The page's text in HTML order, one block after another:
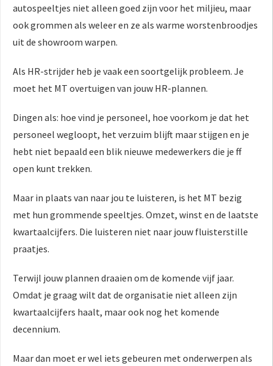
autospeeltjes niet alleen goed zijn voor het miljieu, maar
ook grommen als weleer en ze als warme worstenbroodjes
uit de showroom warpen.
Als HR-strijder heb je vaak een soortgelijk probleem. Je
moet het MT overtuigen van jouw HR-plannen.
Dingen als: hoe vind je personeel, hoe voorkom je dat het
personeel wegloopt, het verzuim blijft maar stijgen en je
hebt niet bepaald een blik nieuwe medewerkers die je ff
open kunt trekken.
Maar in plaats van naar jou te luisteren, is het MT bezig
met hun grommende speeltjes. Omzet, winst en de laatste
kwartaalcijfers. Die luisteren niet naar jouw fluisterstille
praatjes.
Terwijl jouw plannen draaien om de komende vijf jaar.
Omdat je graag wilt dat de organisatie niet alleen zijn
kwartaalcijfers haalt, maar ook nog het komende
decennium.
Maar dan moet er wel iets gebeuren met onderwerpen als